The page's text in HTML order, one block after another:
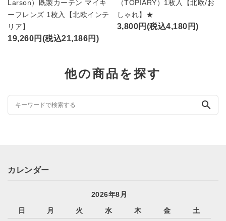
Larson）既製カーテン マイキ
ーフレンズ 1枚入【北欧インテ
リア】
19,260円(税込21,186円)
（TOPIARY）1枚入【北欧/お
しゃれ】★
3,800円(税込4,180円)
他の商品を探す
search
カレンダー
2026年8月
日
月 火 水 木 金
土